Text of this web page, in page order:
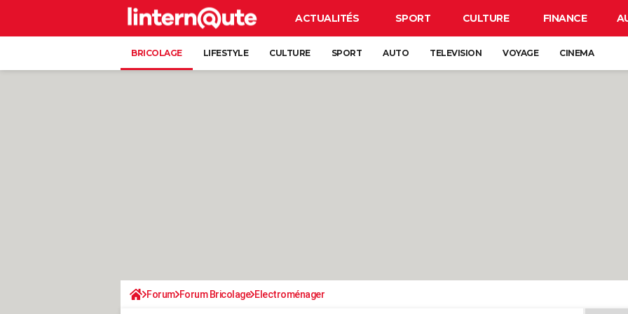
ACTUALITÉS SPORT CULTURE FINANCE
BRICOLAGE LIFESTYLE CULTURE SPORT AUTO TELEVISION VOYAGE CINEMA
Forum Forum Bricolage Electroménager